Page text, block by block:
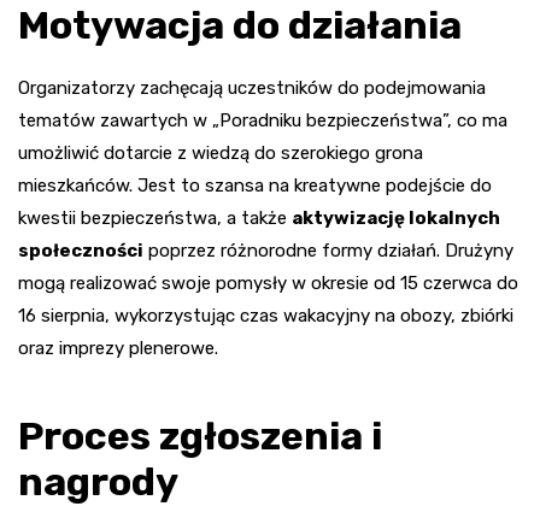
Motywacja do działania
Organizatorzy zachęcają uczestników do podejmowania
tematów zawartych w „Poradniku bezpieczeństwa”, co ma
umożliwić dotarcie z wiedzą do szerokiego grona
mieszkańców. Jest to szansa na kreatywne podejście do
kwestii bezpieczeństwa, a także aktywizację lokalnych
społeczności poprzez różnorodne formy działań. Drużyny
mogą realizować swoje pomysły w okresie od 15 czerwca do
16 sierpnia, wykorzystując czas wakacyjny na obozy, zbiórki
oraz imprezy plenerowe.
Proces zgłoszenia i
nagrody